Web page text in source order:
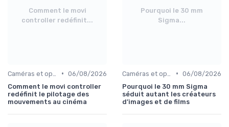
Comment le movi
controller redéfinit...
• 06/08/2026
Comment le movi controller
redéfinit le pilotage des
mouvements au cinéma
Pourquoi le 30 mm
Sigma...
• 06/08/2026
Pourquoi le 30 mm Sigma
séduit autant les créateurs
d’images et de films